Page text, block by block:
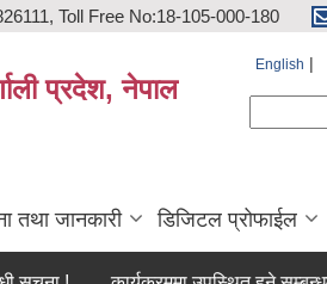
Toll Free No:18-105-000-180
प्रदेश, नेपाल
English
तथा जानकारी डिजिटल प्रोफाईल